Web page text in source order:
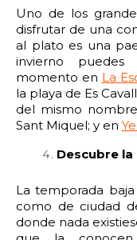
Uno de los
disfrutar de una
al plato es una
invierno puedes
momento en La
la playa de Es
del mismo
Sant Miquel; y en
Descubre
La temporada
como de ciudad
donde nada